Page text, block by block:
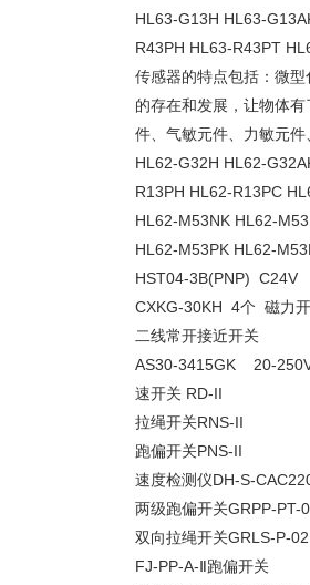
HL63-G13H HL63-
R43PH HL63-R43PT
传感器的特点包括：微
的存在和发展，让物体
件、气敏元件、力敏元
HL62-G32H HL62-
R13PH HL62-R13PC
HL62-M53NK HL62-
HL62-M53PK HL62-
HST04-3B(PNP) C24V
CXKG-30KH 4个 磁力
二线常开接近开关
AS30-3415GK 20-
速开关 RD-II
拉绳开关RNS-II
跑偏开关PNS-II
速度检测仪DH-S-
两级跑偏开关GRPP-PT-
双向拉绳开关GRLS-P-02
FJ-PP-A-Ⅱ跑偏开关